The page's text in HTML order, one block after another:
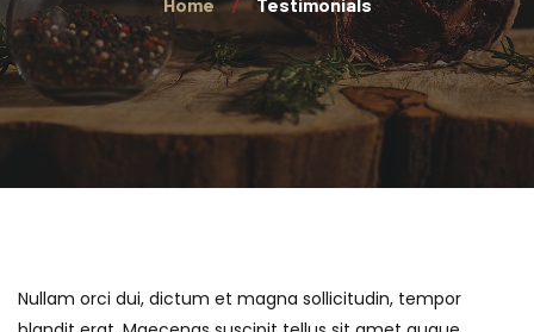
Nullam orci dui, dictum et magna sollicitudin, tempor